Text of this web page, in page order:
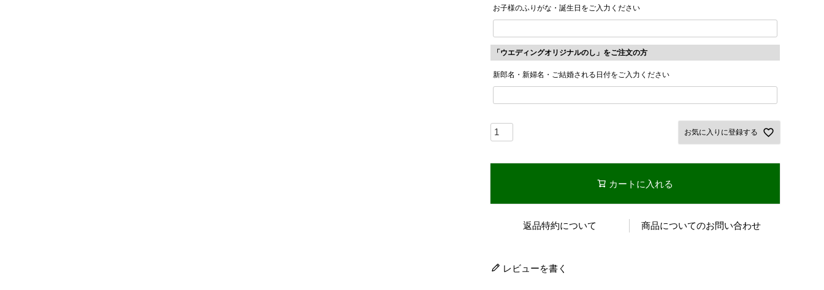
お子様のふりがな・誕生日をご入力ください
「ウエディングオリジナルのし」をご注文の方
新郎名・新婦名・ご結婚される日付をご入力ください
お気に入りに登録する
カートに入れる
返品特約について 商品についてのお問い合わせ
レビューを書く